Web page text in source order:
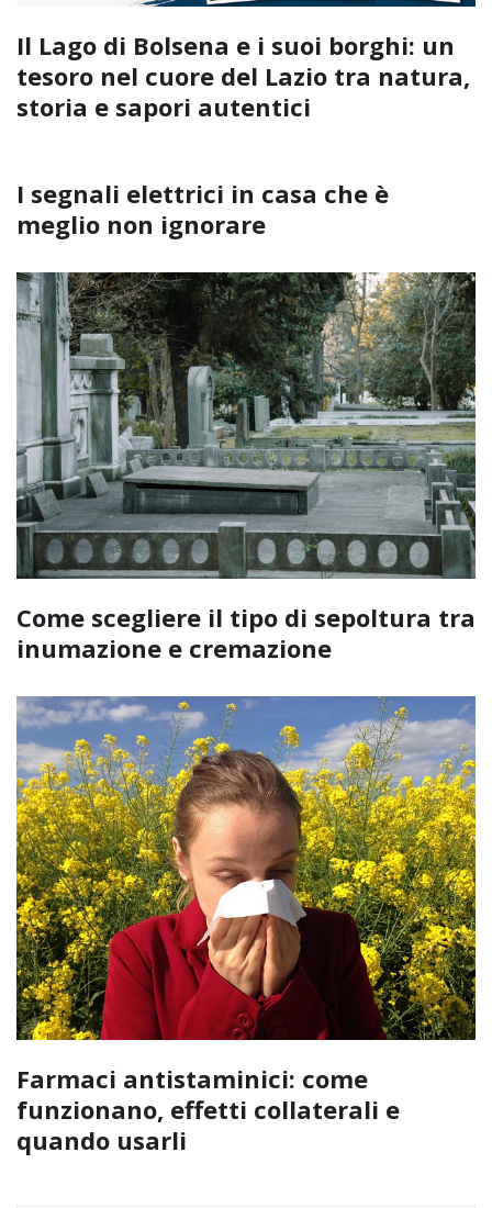
Il Lago di Bolsena e i suoi borghi: un
tesoro nel cuore del Lazio tra natura,
storia e sapori autentici
I segnali elettrici in casa che è
meglio non ignorare
Come scegliere il tipo di sepoltura tra
inumazione e cremazione
Farmaci antistaminici: come
funzionano, effetti collaterali e
quando usarli